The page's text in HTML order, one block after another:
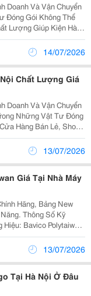
Doanh Và Vận Chuyển
Đóng Gói Không Thể
Lượng Giúp Kiện Hàng
Trong Quá Trình Lưu
Góp Phần Nâng Cao...
14/07/2026
Chất Lượng Giá
Doanh Và Vận Chuyển
Những Vật Tư Đóng
Hàng Bán Lẻ, Shop
Đến Nhà Máy Sản
Ngày Để Niêm13/07/2026
Giá Tại Nhà Máy
Hãng, Bảng New
Số Kỹ
Không Để...13/07/2026
Tại Hà Nội Ở Đâu